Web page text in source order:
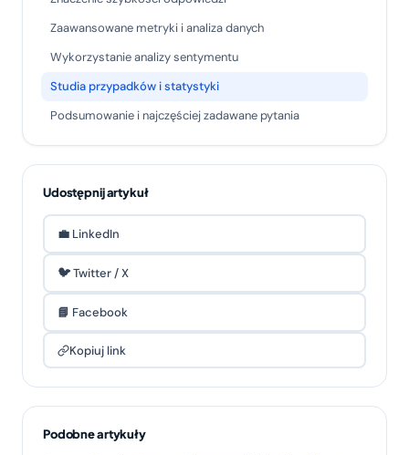
Zaawansowane metryki i analiza danych
Wykorzystanie analizy sentymentu
Studia przypadków i statystyki
Podsumowanie i najczęściej zadawane pytania
Udostępnij artykuł
💼 LinkedIn
🐦 Twitter / X
📘 Facebook
Kopiuj link
Podobne artykuły